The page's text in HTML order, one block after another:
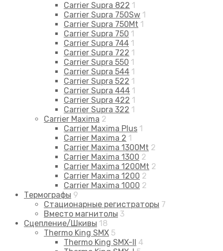
Carrier Supra 822 1
Carrier Supra 750Sw 1
Carrier Supra 750Mt 1
Carrier Supra 750 1
Carrier Supra 744 1
Carrier Supra 722 1
Carrier Supra 550 1
Carrier Supra 544 1
Carrier Supra 522 1
Carrier Supra 444 1
Carrier Supra 422 1
Carrier Supra 322 1
Carrier Maxima 2
Carrier Maxima Plus 1
Carrier Maxima 2 1
Carrier Maxima 1300Mt 2
Carrier Maxima 1300 2
Carrier Maxima 1200Mt 2
Carrier Maxima 1200 2
Carrier Maxima 1000 2
Термографы 9
Стационарные регистраторы 7
Вместо магнитолы 3
Сцепление/Шкивы 18
Thermo King SMX 5
Thermo King SMX-II 4